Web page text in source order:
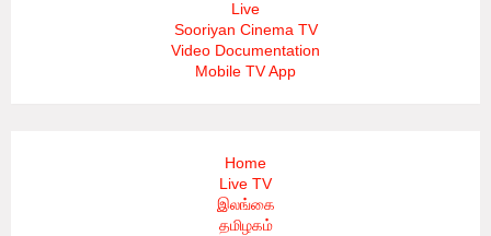
Live
Sooriyan Cinema TV
Video Documentation
Mobile TV App
Home
Live TV
இலங்கை
தமிழகம்